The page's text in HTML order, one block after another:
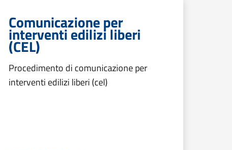
Comunicazione per
interventi edilizi liberi
(CEL)
Procedimento di comunicazione per
interventi edilizi liberi (cel)